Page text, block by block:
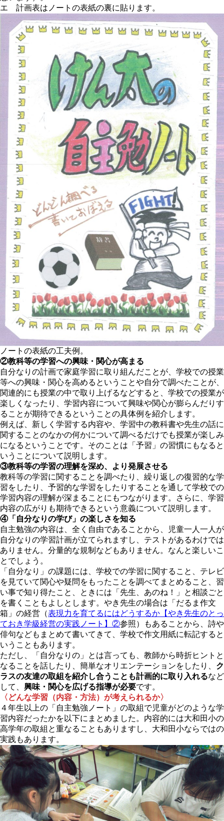
エ 計画表はノートの表紙の裏に貼ります。
ノートの表紙の工夫例。
②教科等の学習への興味・関心が高まる
自分なりの計画で家庭学習に取り組んだことが、学校での授業
等への興味・関心を高めるということや自分で調べたことが、
関連的にも授業の中で取り上げるなどすると、学校での授業が
楽しくなったり、学習内容について興味や関心が膨らんだりす
ることが期待できるということの具体例を紹介します。
例えば、新しく学習する内容や、学習中の教科書や先生の話に
関することのなかの何かについて調べるだけでも授業が楽しみ
になるということです。そのことは「予習」の習慣にもなると
いうことについて説明します。
③教科等の学習の理解を深め、より発展させる
教科等の学習に関することを調べたり、繰り返しの復習的な学
習をしたり、予習的な学習をしたりすることを通して学校での
学習内容の理解が深まることにもつながります。さらに、学習
内容の広がりも期待できるという意義について説明します。
④「自分なりの学び」の楽しさを知る
自主勉強の内容は、全く自由であることから、児童一人一人が
自分なりの学習計画が立てられますし、テストがあるわけでは
ありません。分量的な規制などもありません。なんと楽しいこ
とでしょう。
「自分なり」の課題には、学校での学習に関すること、テレビ
を見ていて関心や疑問をもったことを調べてまとめること、習
い事で知り得たこと、ときには「先生、あのね！」と相談ごと
を書くこともよしとします。やき先生の場合は「だるま作文
箱」の経営（表現力を育てるにはどうするか【やき先生のとっ
ておき学級経営の実践ノート】②参照）もあることから、詩や
俳句などもまとめて書いてきて、学校で作文用紙に転記すると
いうこともあります。
ただし、「自分なりの」とは言っても、教師から時折ヒントと
なることを話したり、簡単なオリエンテーションをしたり、 ク
ラスの友達の取組を紹介し合うことも計画的に取り入れるなど
して、 興味・関心を広げる指導が必要です。
〈どんな学習（内容・方法）が考えられるか〉
４年生以上の「自主勉強ノート」の取組で児童がどのような学
習内容だったかを以下にまとめました。内容的には大和田小の
高学年の取組と重なることもありますし、大和田小ならではの
実践もあります。